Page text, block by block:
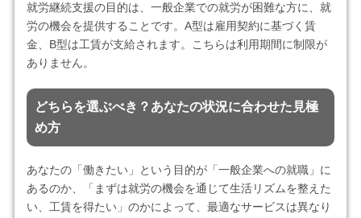
就労継続支援の目的は、一般企業での就労が困難な方に、就
労の機会を提供することです。A型は雇用契約に基づく賃
金、B型は工賃が支給されます。こちらは利用期間に制限が
ありません。
どちらを選ぶべき？あなたの状況に合わせた見極
め方
あなたの「働きたい」という目的が「一般企業への就職」に
あるのか、「まずは就労の機会を通じて生活リズムを整えた
い、工賃を得たい」のかによって、最適なサービスは異なり